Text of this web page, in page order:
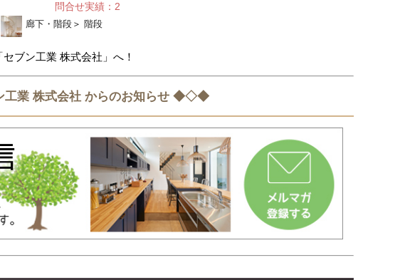
問合せ実績：2
廊下・階段 ＞ 階段
ブン工業 株式会社」へ！
業 株式会社 からのお知らせ ◆◇◆